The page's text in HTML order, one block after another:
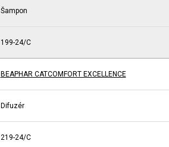
Šampon
199-24/C
BEAPHAR CATCOMFORT EXCELLENCE
Difuzér
219-24/C